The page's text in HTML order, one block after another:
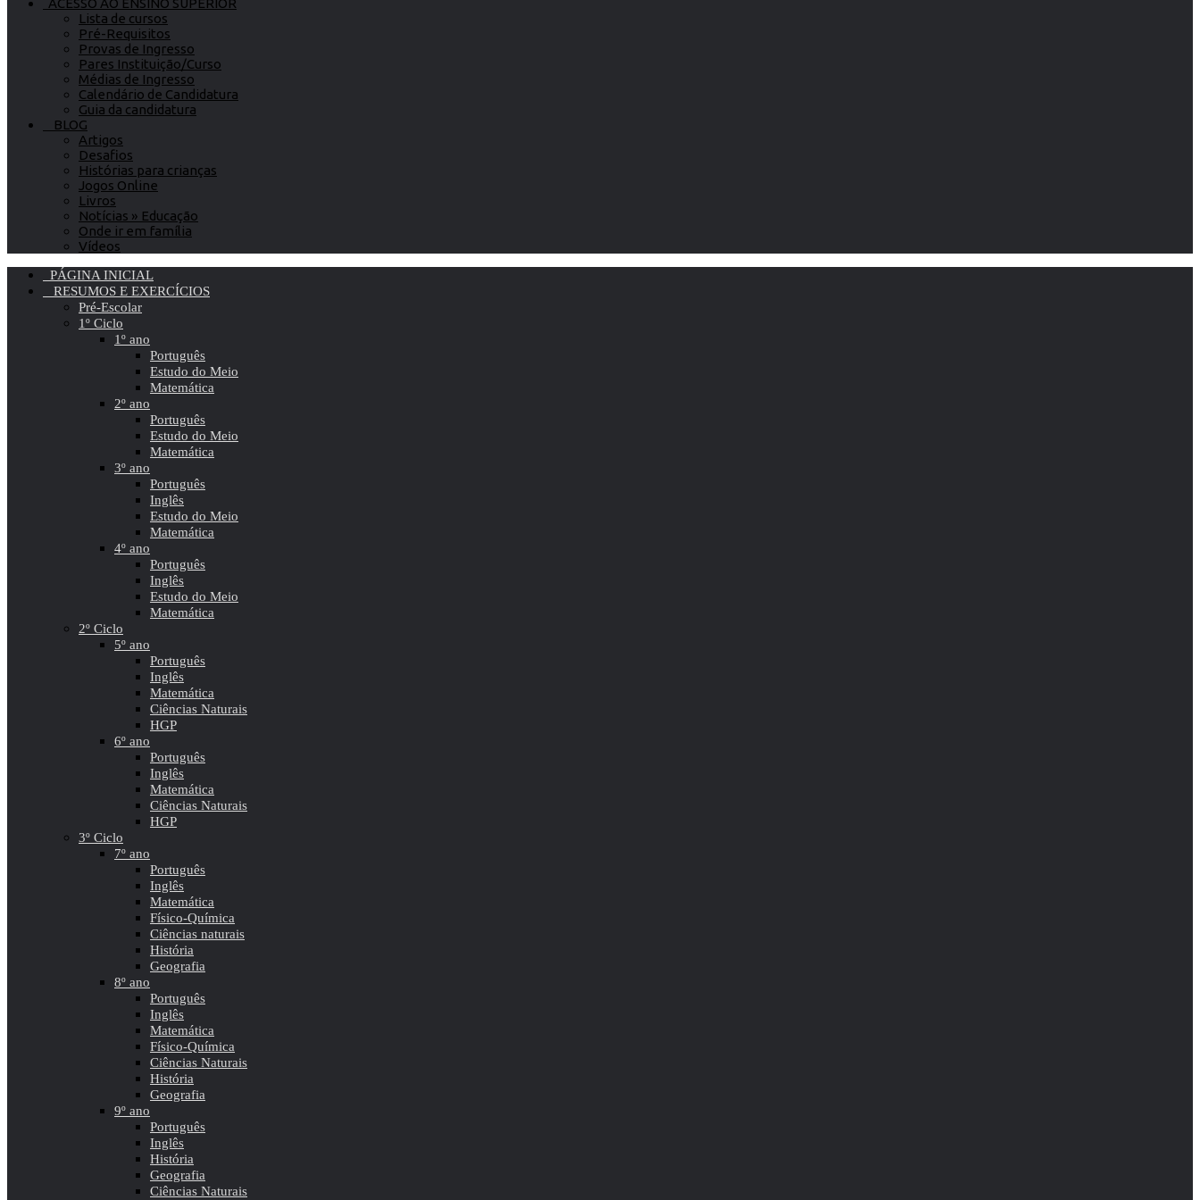
ACESSO AO ENSINO SUPERIOR
Lista de cursos
Pré-Requisitos
Provas de Ingresso
Pares Instituição/Curso
Médias de Ingresso
Calendário de Candidatura
Guia da candidatura
BLOG
Artigos
Desafios
Histórias para crianças
Jogos Online
Livros
Notícias » Educação
Onde ir em família
Vídeos
PÁGINA INICIAL
RESUMOS E EXERCÍCIOS
Pré-Escolar
1º Ciclo
1º ano
Português
Estudo do Meio
Matemática
2º ano
Português
Estudo do Meio
Matemática
3º ano
Português
Inglês
Estudo do Meio
Matemática
4º ano
Português
Inglês
Estudo do Meio
Matemática
2º Ciclo
5º ano
Português
Inglês
Matemática
Ciências Naturais
HGP
6º ano
Português
Inglês
Matemática
Ciências Naturais
HGP
3º Ciclo
7º ano
Português
Inglês
Matemática
Físico-Química
Ciências naturais
História
Geografia
8º ano
Português
Inglês
Matemática
Físico-Química
Ciências Naturais
História
Geografia
9º ano
Português
Inglês
História
Geografia
Ciências Naturais